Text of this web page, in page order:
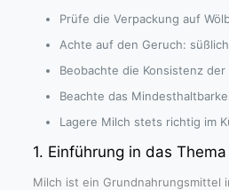
Prüfe die Verpackung auf
Achte auf den Geruch:
Beobachte die Konsistenz der
Beachte das
Lagere Milch stets richtig im
1. Einführung in das
Milch ist ein Grundnahrungsmittel